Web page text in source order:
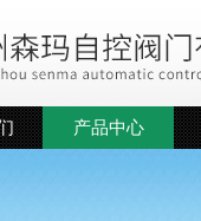
产品中心